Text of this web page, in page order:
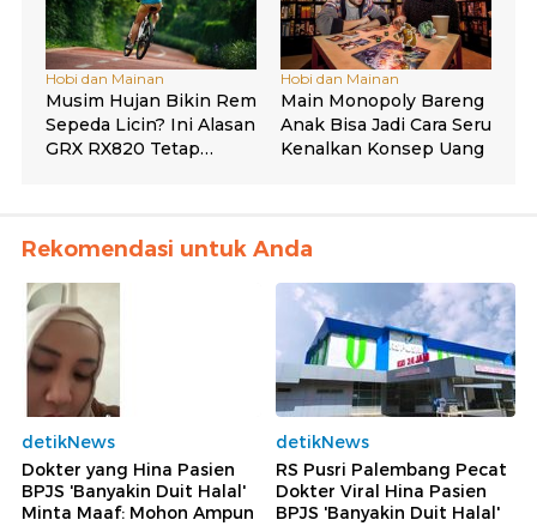
Rekomendasi untuk Anda
detikNews
Dokter yang Hina Pasien
BPJS 'Banyakin Duit Halal'
Minta Maaf: Mohon Ampun
detikNews
RS Pusri Palembang Pecat
Dokter Viral Hina Pasien
BPJS 'Banyakin Duit Halal'